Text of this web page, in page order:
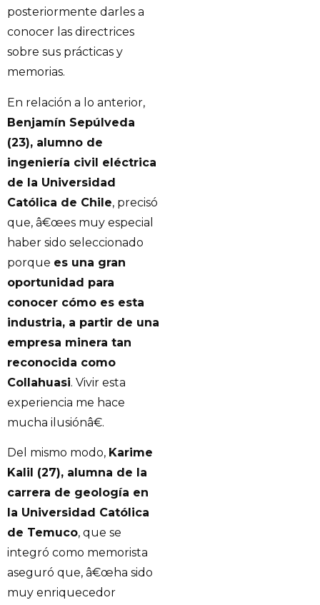
posteriormente darles a
conocer las directrices
sobre sus prácticas y
memorias.
En relación a lo anterior,
Benjamín Sepúlveda
(23), alumno de
ingeniería civil eléctrica
de la Universidad
Católica de Chile, precisó
que, â€œes muy especial
haber sido seleccionado
porque es una gran
oportunidad para
conocer cómo es esta
industria, a partir de una
empresa minera tan
reconocida como
Collahuasi. Vivir esta
experiencia me hace
mucha ilusiónâ€.
Del mismo modo, Karime
Kalil (27), alumna de la
carrera de geología en
la Universidad Católica
de Temuco, que se
integró como memorista
aseguró que, â€œha sido
muy enriquecedor